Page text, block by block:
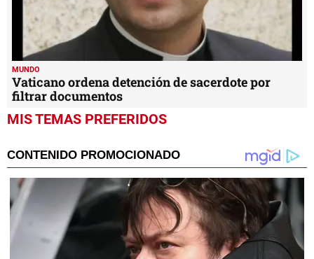
MUNDO
Vaticano ordena detención de sacerdote por
filtrar documentos
MIS TEMAS PREFERIDOS